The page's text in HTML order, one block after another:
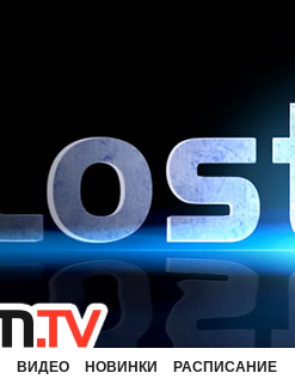
ВИДЕО НОВИНКИ РАСПИСАНИЕ